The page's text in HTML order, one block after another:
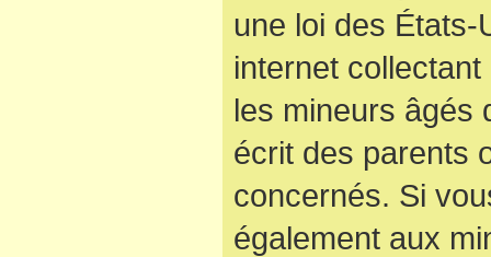
une loi des États-
internet
les mineurs âgés
écrit des parents
concernés. Si
également aux